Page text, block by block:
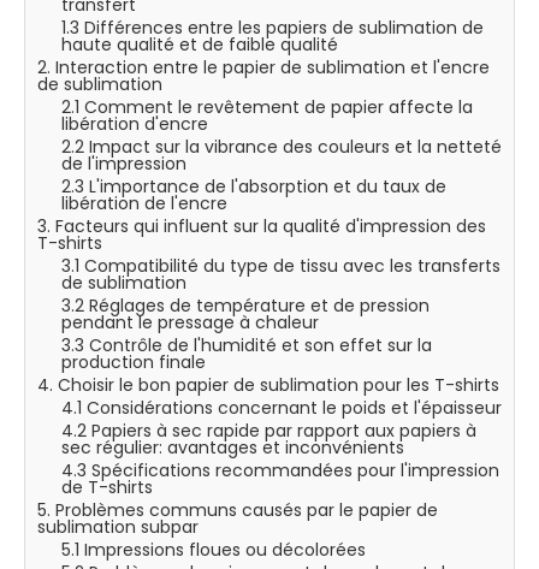
transfert
1.3 Différences entre les papiers de sublimation de
haute qualité et de faible qualité
2. Interaction entre le papier de sublimation et l'encre
de sublimation
2.1 Comment le revêtement de papier affecte la
libération d'encre
2.2 Impact sur la vibrance des couleurs et la netteté
de l'impression
2.3 L'importance de l'absorption et du taux de
libération de l'encre
3. Facteurs qui influent sur la qualité d'impression des
T-shirts
3.1 Compatibilité du type de tissu avec les transferts
de sublimation
3.2 Réglages de température et de pression
pendant le pressage à chaleur
3.3 Contrôle de l'humidité et son effet sur la
production finale
4. Choisir le bon papier de sublimation pour les T-shirts
4.1 Considérations concernant le poids et l'épaisseur
4.2 Papiers à sec rapide par rapport aux papiers à
sec régulier: avantages et inconvénients
4.3 Spécifications recommandées pour l'impression
de T-shirts
5. Problèmes communs causés par le papier de
sublimation subpar
5.1 Impressions floues ou décolorées